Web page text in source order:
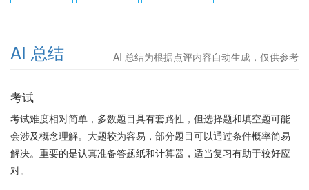
AI 总结 AI 总结为根据点评内容自动生成，仅供参考
考试
考试难度相对简单，多数题目具有套路性，但选择题和填空题可能
会涉及概念理解。大题较为容易，部分题目可以通过条件概率简易
解决。重要的是认真准备答题纸和计算器，适当复习有助于较好应
对。